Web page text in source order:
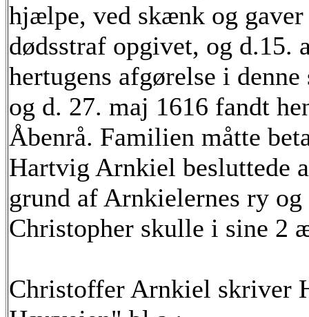
hjælpe, ved skænk og
dødsstraf opgivet, og d.15.
hertugens afgørelse i
og d. 27. maj 1616 fandt
Åbenrå. Familien måtte
Hartvig Arnkiel besluttede
grund af Arnkielernes ry
Christopher skulle i sine 2
Christoffer Arnkiel skriver